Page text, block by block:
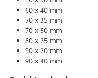
60 x 40 mm
70 x 35 mm
70 x 50 mm
80 x 25 mm
90 x 20 mm
90 x 40 mm